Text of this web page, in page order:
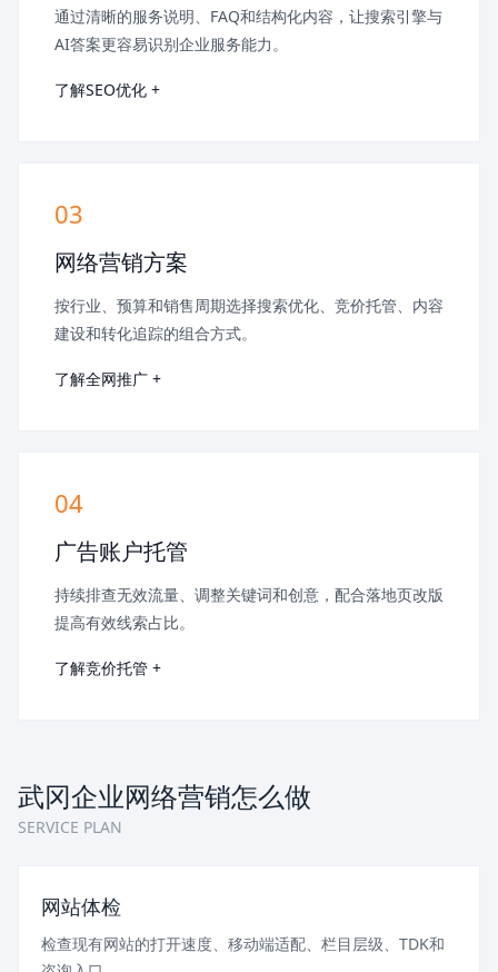
通过清晰的服务说明、FAQ和结构化内容，让搜索引擎与
AI答案更容易识别企业服务能力。
了解SEO优化 +
03
网络营销方案
按行业、预算和销售周期选择搜索优化、竞价托管、内容
建设和转化追踪的组合方式。
了解全网推广 +
04
广告账户托管
持续排查无效流量、调整关键词和创意，配合落地页改版
提高有效线索占比。
了解竞价托管 +
武冈企业网络营销怎么做
SERVICE PLAN
网站体检
检查现有网站的打开速度、移动端适配、栏目层级、TDK和